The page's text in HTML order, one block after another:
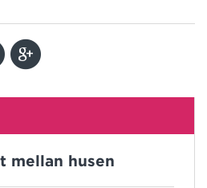
mellan husen